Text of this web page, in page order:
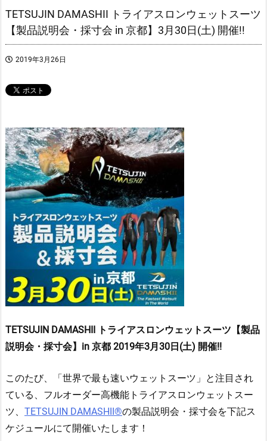
TETSUJIN DAMASHII トライアスロンウェットスーツ
【製品説明会・採寸会 in 京都】3月30日(土) 開催!!
2019年3月26日
TETSUJIN DAMASHII トライアスロンウェットスーツ【製品
説明会・採寸会】in 京都 2019年3月30日(土) 開催!!
このたび、「世界で最も速いウェットスーツ」と注目され
ている、フルオーダー高機能トライアスロンウェットスー
ツ、 TETSUJIN DAMASHII®の製品説明会・採寸会を下記ス
ケジュールにて開催いたします！